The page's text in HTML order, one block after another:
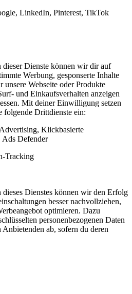
LinkedIn, Pinterest, TikTok
dieser Dienste können wir dir auf
Werbung, gesponserte Inhalte
unsere Webseite oder Produkte
und Einkaufsverhalten anzeigen
Mit deiner Einwilligung setzen
folgende Drittdienste ein:
Klickbasierte
Ads Defender
Tracking
Dienstes können wir den Erfolg
besser nachvollziehen,
optimieren. Dazu
personenbezogenen Daten
ab, sofern du deren